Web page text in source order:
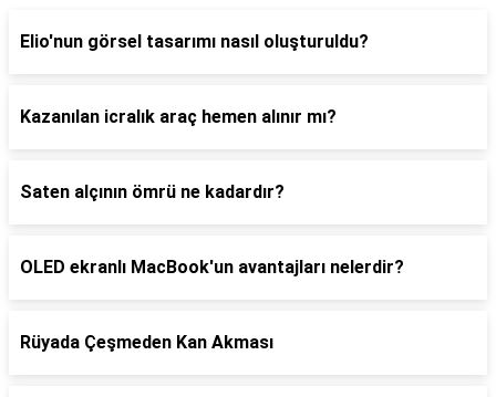
Elio'nun görsel tasarımı nasıl oluşturuldu?
Kazanılan icralık araç hemen alınır mı?
Saten alçının ömrü ne kadardır?
OLED ekranlı MacBook'un avantajları nelerdir?
Rüyada Çeşmeden Kan Akması